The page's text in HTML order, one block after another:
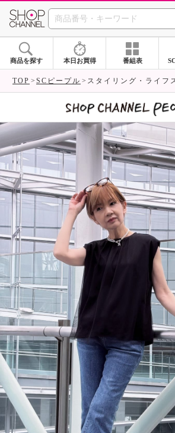
SHOP
商品を探す 本日お買得 番組表
TOP SCピープル スタイリング・ライフ